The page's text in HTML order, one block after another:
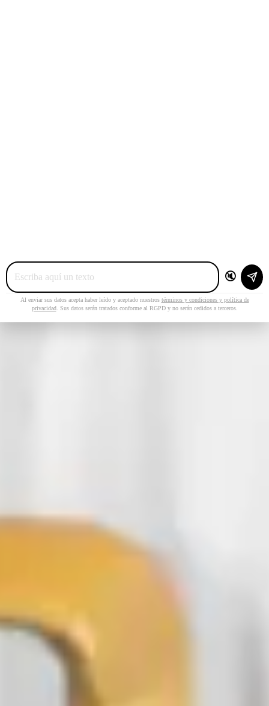
🔇
Al enviar sus datos acepta haber leído y aceptado nuestros términos y condiciones y política de
privacidad. Sus datos serán tratados conforme al RGPD y no serán cedidos a terceros.